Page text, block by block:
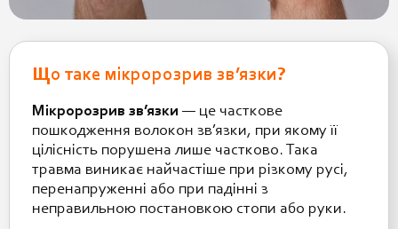
Що таке мікророзрив зв’язки?
Мікророзрив зв’язки — це часткове
пошкодження волокон зв’язки, при якому її
цілісність порушена лише частково. Така
травма виникає найчастіше при різкому русі,
перенапруженні або при падінні з
неправильною постановкою стопи або руки.